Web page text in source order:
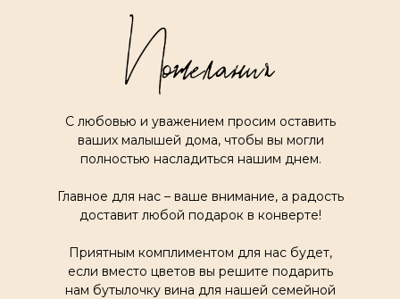
С любовью и уважением просим оставить
ваших малышей дома, чтобы вы могли
полностью насладиться нашим днем.
Главное для нас – ваше внимание, а радость
доставит любой подарок в конверте!
Приятным комплиментом для нас будет,
если вместо цветов вы решите подарить
нам бутылочку вина для нашей семейной